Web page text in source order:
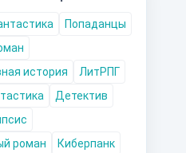
Попаданцы
история
ЛитРПГ
Детектив
роман
Киберпанк